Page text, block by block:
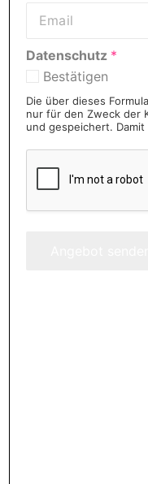
Datenschutz *
Bestätigen
Die über dieses
nur für den Zweck der
und gespeichert.